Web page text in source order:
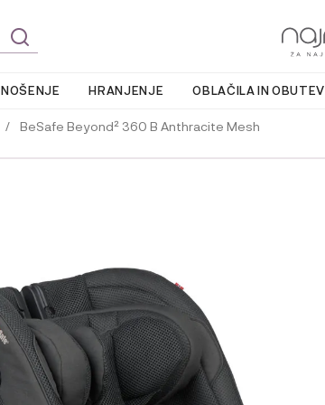
NOŠENJE HRANJENJE OBLAČILA IN OBUTEV
/ BeSafe Beyond² 360 B Anthracite Mesh